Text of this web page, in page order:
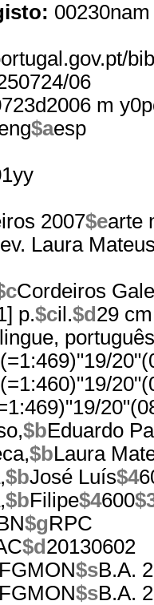
06
m
$aesp
2007$earte
Laura
Cordeiros
p.$cil.$d 29 cm
$bEduardo
$bLaura
$bJosé Luís$4
$bFilipe$4600
$gRPC
$d 20130602
FGMON$sB.A.
FGMON$sB.A.